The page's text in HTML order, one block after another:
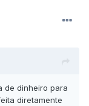
de dinheiro para
diretamente